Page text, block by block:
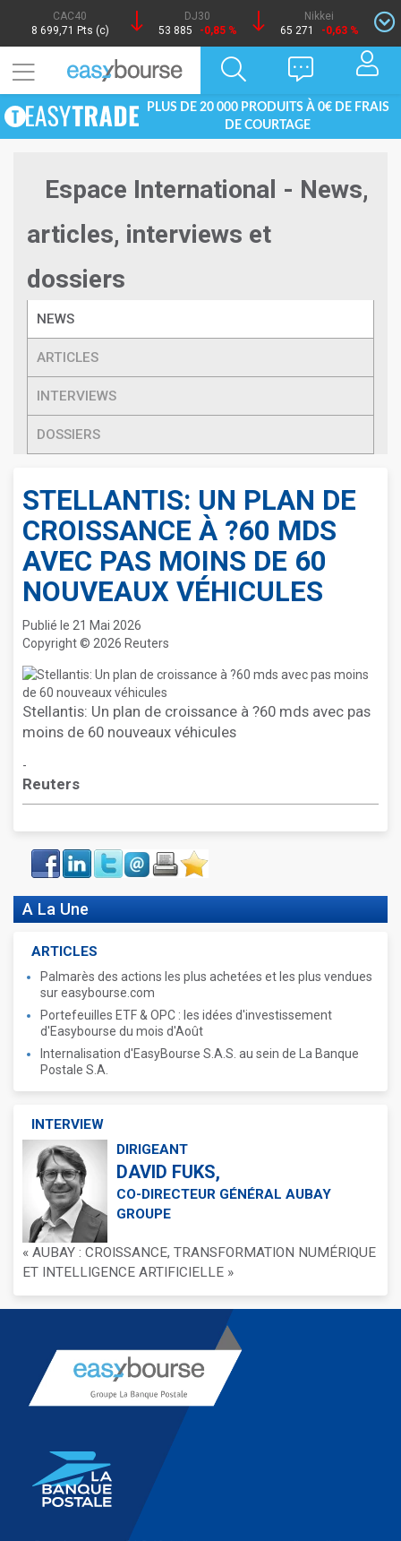
CAC40
8 699,71 Pts (c)
DJ30
53 885
-0,85 %
Nikkei
65 271
-0,63 %
PLUS DE 20 000 PRODUITS À 0€ DE FRAIS
DE COURTAGE
Espace International - News,
articles, interviews et
dossiers
NEWS
ARTICLES
INTERVIEWS
DOSSIERS
STELLANTIS: UN PLAN DE
CROISSANCE À ?60 MDS
AVEC PAS MOINS DE 60
NOUVEAUX VÉHICULES
Publié le 21 Mai 2026
Copyright © 2026 Reuters
Stellantis: Un plan de croissance à ?60 mds avec pas
moins de 60 nouveaux véhicules
-
Reuters
Face
book
LinkIn Twitter Envoyer ImprimerFavoris
A La Une
ARTICLES
Palmarès des actions les plus achetées et les plus vendues
sur easybourse.com
Portefeuilles ETF & OPC : les idées d'investissement
d'Easybourse du mois d'Août
Internalisation d'EasyBourse S.A.S. au sein de La Banque
Postale S.A.
INTERVIEW
DIRIGEANT
DAVID FUKS,
CO-DIRECTEUR GÉNÉRAL AUBAY
GROUPE
« AUBAY : CROISSANCE, TRANSFORMATION NUMÉRIQUE
ET INTELLIGENCE ARTIFICIELLE »